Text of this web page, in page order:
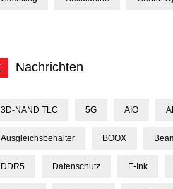
Nachrichten
3D-NAND TLC 5G AIO
Ausgleichsbehälter BOOX
DDR5 Datenschutz E-Ink